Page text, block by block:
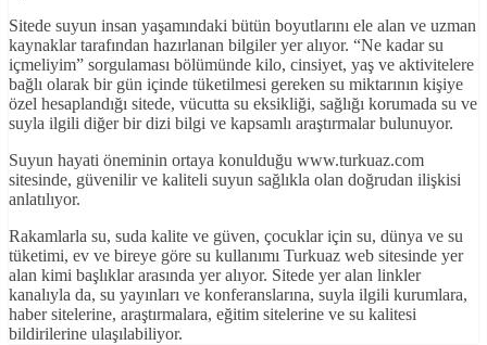
Sitede suyun insan yaşamındaki bütün boyutlarını ele alan ve uzman
kaynaklar tarafından hazırlanan bilgiler yer alıyor. “Ne kadar su
içmeliyim” sorgulaması bölümünde kilo, cinsiyet, yaş ve aktivitelere
bağlı olarak bir gün içinde tüketilmesi gereken su miktarının kişiye
özel hesaplandığı sitede, vücutta su eksikliği, sağlığı korumada su ve
suyla ilgili diğer bir dizi bilgi ve kapsamlı araştırmalar bulunuyor.
Suyun hayati öneminin ortaya konulduğu www.turkuaz.com
sitesinde, güvenilir ve kaliteli suyun sağlıkla olan doğrudan ilişkisi
anlatılıyor.
Rakamlarla su, suda kalite ve güven, çocuklar için su, dünya ve su
tüketimi, ev ve bireye göre su kullanımı Turkuaz web sitesinde yer
alan kimi başlıklar arasında yer alıyor. Sitede yer alan linkler
kanalıyla da, su yayınları ve konferanslarına, suyla ilgili kurumlara,
haber sitelerine, araştırmalara, eğitim sitelerine ve su kalitesi
bildirilerine ulaşılabiliyor.